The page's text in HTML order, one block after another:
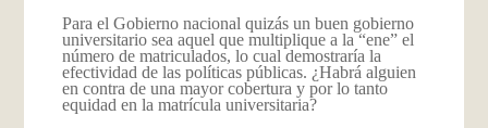
Para el Gobierno nacional quizás un buen gobierno
universitario sea aquel que multiplique a la “ene” el
número de matriculados, lo cual demostraría la
efectividad de las políticas públicas. ¿Habrá alguien
en contra de una mayor cobertura y por lo tanto
equidad en la matrícula universitaria?